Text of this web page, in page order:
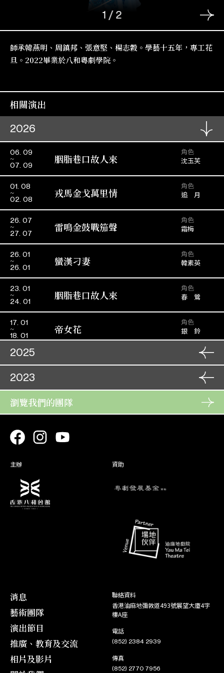
1 / 2
師承韓燕明、周鎮邦、張意堅、楊志穀。學藝十五年，專工花
旦。2022畢業於八和粵劇學院。
相關演出
2026
06. 09
07. 09
胭脂巷口故人來
角色
沈玉芙
01. 08
02. 08
戎馬金戈萬里情
角色
追 月
26. 07
27. 07
雷鳴金鼓戰笳聲
角色
霜梅
26. 01
26. 01
蠻漢刁妻
角色
韓素英
23. 01
24. 01
胭脂巷口故人來
角色
春 鶯
17. 01
18. 01
帝女花
角色
銀 鈴
2025
04. 12
05. 12
21. 10
紅鸞喜
菱香
07. 09
2023
14. 10
15. 10
龍鳳爭掛帥
瀏覽我們的團隊
主辦 資助
消息
藝術團隊
演出節目
推廣、教育及交流
相片及影片
聯絡資料
香港油麻地彌敦道493號展望大廈4字
樓A座
電話
(852) 2384 2939
傳真
(852) 2770 7956